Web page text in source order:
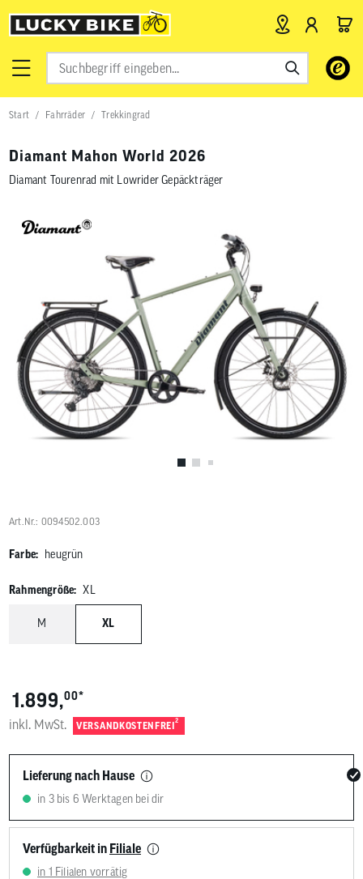
Verwende
Pfeile
nach
zu
gelangen.
Benutzer
von
können
Touch-
und
Start Fahrräder Trekkingrad
Diamant Mahon World 2026
Diamant Tourenrad mit Lowrider Gepäckträger
Art.Nr.: 0094502.003
Farbe: heugrün
Rahmengröße: XL
M XL
1.899,00*
inkl. MwSt. VERSANDKOSTENFREI2
Lieferung nach Hause
in 3 bis 6 Werktagen bei dir
Verfügbarkeit in Filiale
in 1 Filialen vorrätig